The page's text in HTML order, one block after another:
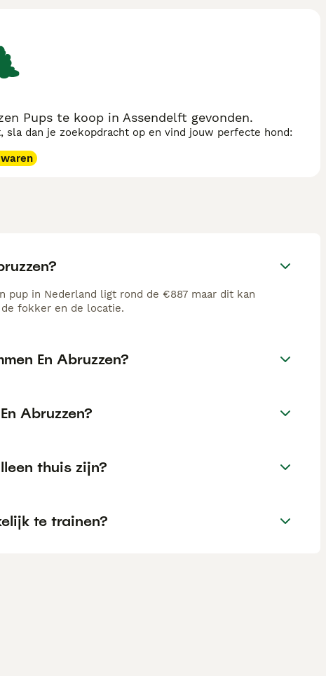
over dit hondenras.
Pups te koop in Assendelft gevonden.
dan je zoekopdracht op en vind jouw perfecte hond:
pup in Nederland ligt rond de €887 maar dit kan
fokker en de locatie.
En Abruzzen?
Abruzzen?
thuis zijn?
te trainen?